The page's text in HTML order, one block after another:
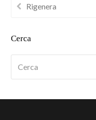
Rigenera
Cerca